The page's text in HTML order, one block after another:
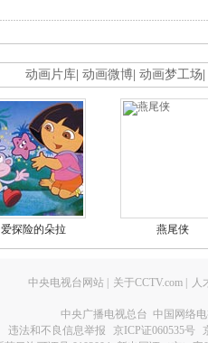
动画片库 动画微博 动画梦工场
爱探险的朵拉 燕尾侠
中央电视台网站 关于CCTV.com 人
中央广播电视总台 中国网络
违法和不良信息举报
京ICP证060535号